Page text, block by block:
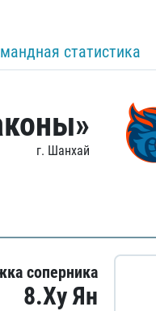
статистика
г. Шанхай
соперника
8.Ху Ян